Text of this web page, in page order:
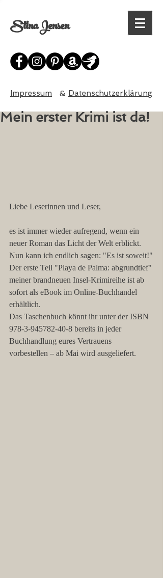
Stina Jensen
Impressum & Datenschutzerklärung
Mein erster Krimi ist da!
Liebe Leserinnen und Leser,
es ist immer wieder aufregend, wenn ein
neuer Roman das Licht der Welt erblickt.
Nun kann ich endlich sagen: "Es ist soweit!"
Der erste Teil "Playa de Palma: abgrundtief"
meiner brandneuen Insel-Krimireihe ist ab
sofort als eBook im Online-Buchhandel
erhältlich.
Das Taschenbuch könnt ihr unter der ISBN
978-3-945782-40-8 bereits in jeder
Buchhandlung eures Vertrauens
vorbestellen – ab Mai wird ausgeliefert.